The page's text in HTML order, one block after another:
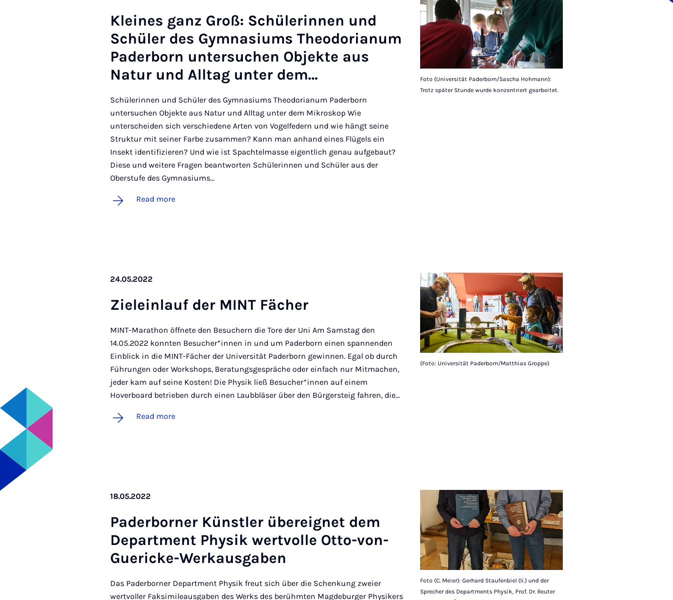
Foto (Universität Paderborn/Sascha Hohmann):
Trotz später Stunde wurde konzentriert gearbeitet.
Kleines ganz Groß: Schüler­innen und
Schüler des Gym­nas­i­ums Theodori­an­um
Pader­born un­ter­suchen Ob­jekte aus
Natur und All­tag unter dem…
Schülerinnen und Schüler des Gymnasiums Theodorianum Paderborn
untersuchen Objekte aus Natur und Alltag unter dem Mikroskop Wie
unterscheiden sich verschiedene Arten von Vogelfedern und wie hängt seine
Struktur mit seiner Farbe zusammen? Kann man anhand eines Flügels ein
Insekt identifizieren? Und wie ist Spachtelmasse eigentlich genau aufgebaut?
Diese und weitere Fragen beantworten Schülerinnen und Schüler aus der
Oberstufe des Gymnasiums…
Read more
(Foto: Universität Paderborn/Matthias Groppe)
24.05.2022
Zielein­lauf der MINT Fäch­er
MINT-Marathon öffnete den Besuchern die Tore der Uni Am Samstag den
14.05.2022 konnten Besucher*innen in und um Paderborn einen spannenden
Einblick in die MINT-Fächer der Universität Paderborn gewinnen. Egal ob durch
Führungen oder Workshops, Beratungsgespräche oder einfach nur Mitmachen,
jeder kam auf seine Kosten! Die Physik ließ Besucher*innen auf einem
Hoverboard betrieben durch einen Laubbläser über den Bürgersteig fahren, die…
Read more
Foto (C. Meier): Gerhard Staufenbiel (li.) und der
Sprecher des Departments Physik, Prof. Dr. Reuter
18.05.2022
Pader­borner Künst­ler übereignet dem
De­part­ment Physik wer­tvolle Otto-von-
Gu­er­icke-Werkaus­gaben
Das Paderborner Department Physik freut sich über die Schenkung zweier
wertvoller Faksimileausgaben des Werks des berühmten Magdeburger Physikers